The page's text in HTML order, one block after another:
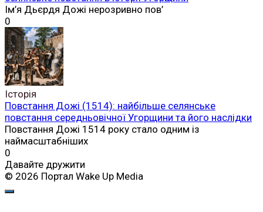
Ім’я Дьєрдя Дожі нерозривно пов’
0
Історія
Повстання Дожі (1514): найбільше селянське
повстання середньовічної Угорщини та його наслідки
Повстання Дожі 1514 року стало одним із
наймасштабніших
0
Давайте дружити
© 2026 Портал Wake Up Media